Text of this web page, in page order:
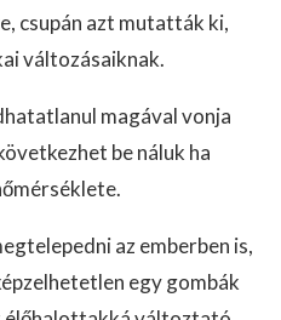
csupán azt mutatták ki,
változásaiknak.
magával vonja
be náluk ha
az emberben is,
egy gombák